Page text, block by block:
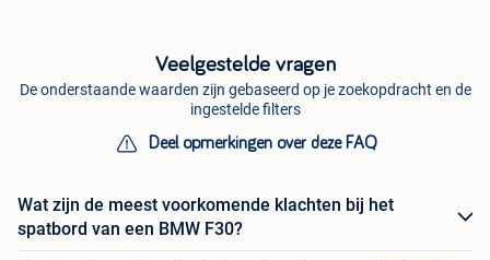
Veelgestelde vragen
De onderstaande waarden zijn gebaseerd op je zoekopdracht en de
ingestelde filters
Deel opmerkingen over deze FAQ
Wat zijn de meest voorkomende klachten bij het
spatbord van een BMW F30?